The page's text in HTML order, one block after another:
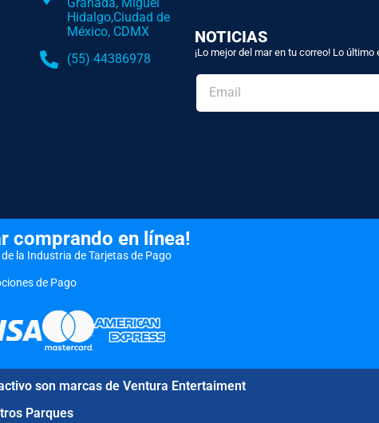
Hidalgo,Ciudad de
México, CDMX
(55) 44386978
NOTICIAS
¡Lo mejor del mar en tu correo! Lo
comprando en línea!
la Industria de Tarjetas de Pago
de Pago
son marcas de Ventura Entertaiment
Parques